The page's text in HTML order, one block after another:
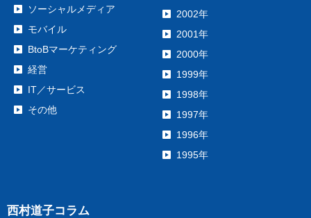
ソーシャルメディア
モバイル
BtoBマーケティング
経営
IT／サービス
その他
2002年
2001年
2000年
1999年
1998年
1997年
1996年
1995年
西村道子コラム